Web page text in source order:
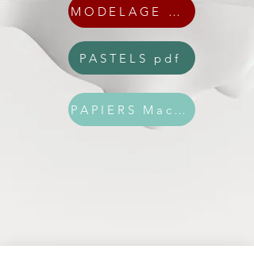
MODELAGE pdf
PASTELS pdf
PAPIERS Machés